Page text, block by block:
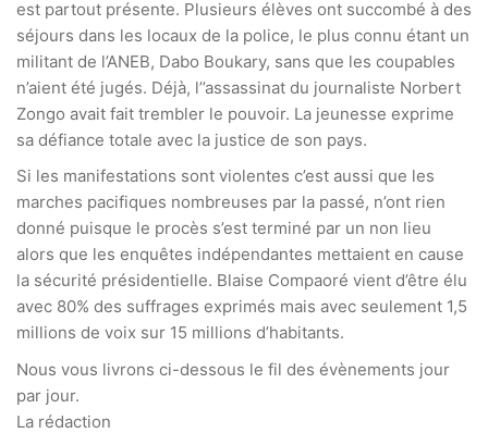
est partout présente. Plusieurs élèves ont succombé à des
séjours dans les locaux de la police, le plus connu étant un
militant de l’ANEB, Dabo Boukary, sans que les coupables
n’aient été jugés. Déjà, l’’assassinat du journaliste Norbert
Zongo avait fait trembler le pouvoir. La jeunesse exprime
sa défiance totale avec la justice de son pays.
Si les manifestations sont violentes c’est aussi que les
marches pacifiques nombreuses par la passé, n’ont rien
donné puisque le procès s’est terminé par un non lieu
alors que les enquêtes indépendantes mettaient en cause
la sécurité présidentielle. Blaise Compaoré vient d’être élu
avec 80% des suffrages exprimés mais avec seulement 1,5
millions de voix sur 15 millions d’habitants.
Nous vous livrons ci-dessous le fil des évènements jour
par jour.
La rédaction